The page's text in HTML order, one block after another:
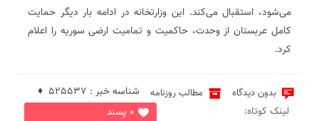
می‌شود، استقبال می‌کند. این وزارتخانه در ادامه بار دیگر حمایت
کامل عربستان از وحدت، حاکمیت و تمامیت ارضی سوریه را اعلام
کرد.
بدون دیدگاه مطالب روزنامه
0 پسند
شناسه خبر : 525537 ♦
لینک کوتاه: